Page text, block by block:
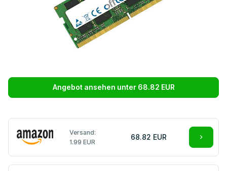
Angebot ansehen unter 68.82 EUR
Versand:
1.99 EUR
68.82 EUR